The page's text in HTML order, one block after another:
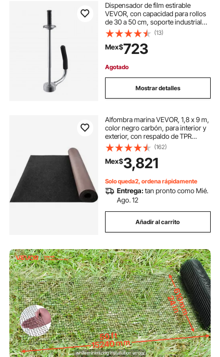
Dispensador de film estirable
VEVOR, con capacidad para rollos
de 30 a 50 cm, soporte industrial
para film retráctil con asa
extendida, máquina empacadora de
film estirable para palés, envíos y
mudanzas (1 unidad)
(13)
Mex$723
Agotado
Mostrar detalles
Alfombra marina VEVOR, 1,8 x 9 m,
color negro carbón, para interior y
exterior, con respaldo de TPR
impermeable, ideal para el hogar,
patio, porche y decoración.
(162)
Mex$3,821
Solo queda2, ordena rápidamente
Entrega:tan pronto como Mié.
Ago. 12
Añadir al carrito